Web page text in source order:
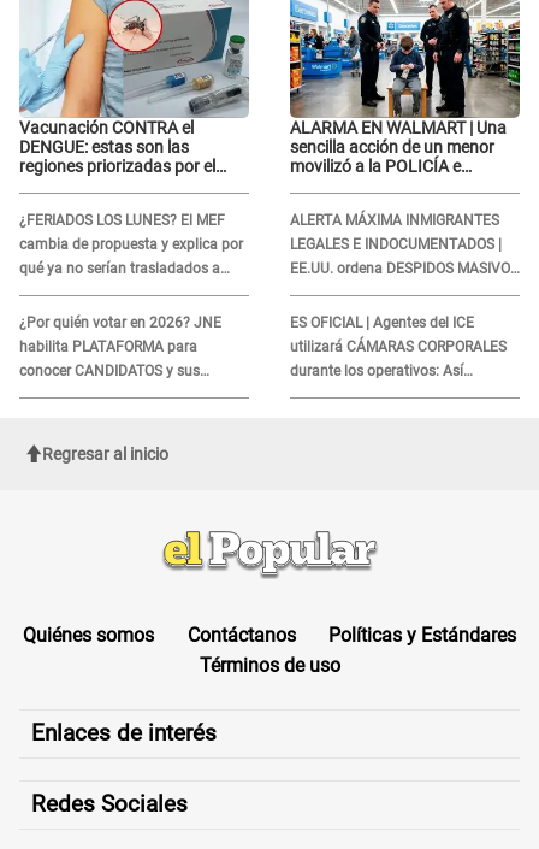
Vacunación CONTRA el
DENGUE: estas son las
regiones priorizadas por el
¿FERIADOS LOS LUNES? El MEF
cambia de propuesta y explica por
qué ya no serían trasladados a
viernes
¿Por quién votar en 2026? JNE
habilita PLATAFORMA para
conocer CANDIDATOS y sus
propuestas
ALARMA EN WALMART | Una
sencilla acción de un menor
movilizó a la POLICÍA e
ALERTA MÁXIMA INMIGRANTES
LEGALES E INDOCUMENTADOS |
EE.UU. ordena DESPIDOS MASIVOS
y DEPORTACIONES a estos
extranjeros
ES OFICIAL | Agentes del ICE
utilizará CÁMARAS CORPORALES
durante los operativos: Así
afectará a inmigrantes
Regresar al inicio
Quiénes somos Contáctanos
Políticas y Estándares
Términos de uso
Enlaces de interés
Redes Sociales